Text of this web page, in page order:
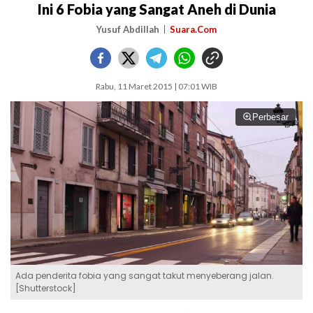
Ini 6 Fobia yang Sangat Aneh di Dunia
Yusuf Abdillah Suara.Com
Rabu, 11 Maret 2015 | 07:01 WIB
Perbesar
Ada penderita fobia yang sangat takut menyeberang jalan.
[Shutterstock]